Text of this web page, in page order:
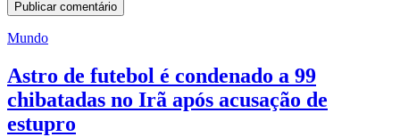
Mundo
Astro de futebol é condenado a 99
chibatadas no Irã após acusação de
estupro